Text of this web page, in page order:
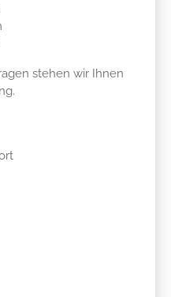
stehen wir Ihnen